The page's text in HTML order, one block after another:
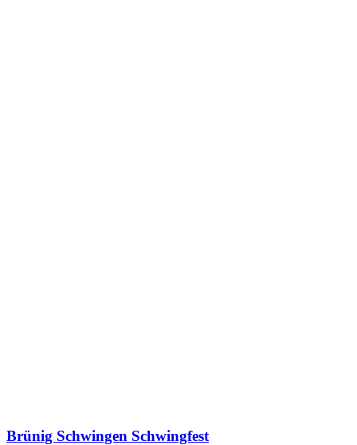
Brünig Schwingen Schwingfest